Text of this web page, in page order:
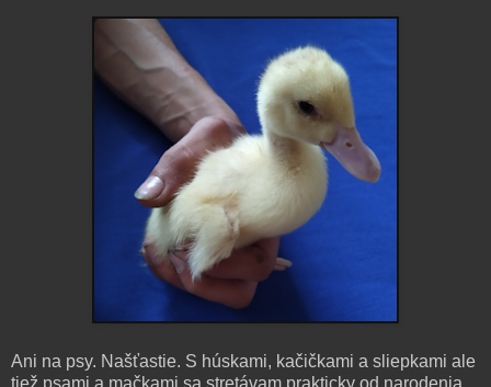
Ani na psy. Našťastie. S húskami, kačičkami a sliepkami ale